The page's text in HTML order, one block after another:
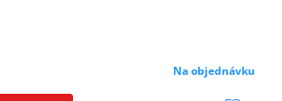
Na objednávku